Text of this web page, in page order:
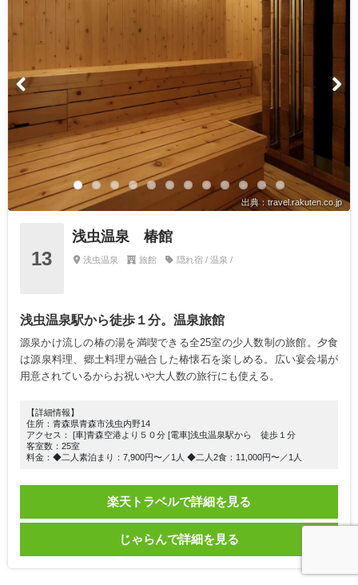
出典：travel.rakuten.co.jp
13
浅虫温泉 椿館
浅虫温泉 旅館 隠れ宿 / 温泉 /
浅虫温泉駅から徒歩１分。温泉旅館
源泉かけ流しの椿の湯を満喫できる全25室の少人数制の旅館。夕食
は源泉料理、郷土料理が融合した椿懐石を楽しめる。広い宴会場が
用意されているからお祝いや大人数の旅行にも使える。
【詳細情報】
住所：青森県青森市浅虫内野14
アクセス： [車]青森空港より５０分 [電車]浅虫温泉駅から 徒歩１分
客室数：25室
料金：◆二人素泊まり：7,900円〜／1人 ◆二人2食：11,000円〜／1人
楽天トラベルで詳細を見る
じゃらんで詳細を見る